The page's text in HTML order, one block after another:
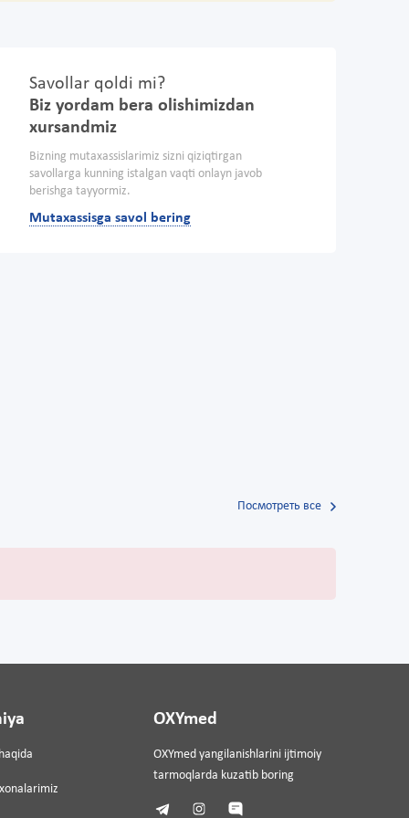
Savollar qoldi mi?
Biz yordam bera olishimizdan
xursandmiz
Bizning mutaxassislarimiz sizni qiziqtirgan
savollarga kunning istalgan vaqti onlayn javob
berishga tayyormiz.
Mutaxassisga savol bering
Посмотреть все
OXYmed
OXYmed yangilanishlarini ijtimoiy
tarmoqlarda kuzatib boring